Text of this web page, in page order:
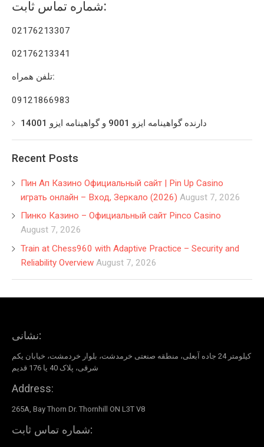
شماره تماس ثابت:
02176213307
02176213341
تلفن همراه:
09121866983
دارنده گواهینامه ایزو 9001 و گواهینامه ایزو 14001
Recent Posts
Пин Ап Казино Официальный сайт | Pin Up Casino
играть онлайн – Вход, Зеркало (2026) August 7, 2026
Пинко Казино – Официальный сайт Pinco Casino
August 7, 2026
Train at Chess960 with Adaptive Practice – Security and
Reliability Overview August 7, 2026
نشانی:
کیلومتر 24 جاده آبعلی، منطقه صنعتی خرمدشت، بلوار خردمشت، خیابان یکم
شرقی، پلاک 40 یا 176 قدیم
Address:
265A, Bay Thorn Dr. Thornhill ON L3T V8
شماره تماس ثابت: